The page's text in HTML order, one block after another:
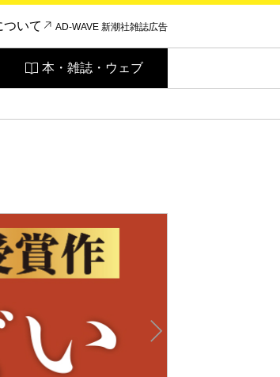
ついて AD-WAVE 新潮社雑誌広告
本・雑誌・ウェブ